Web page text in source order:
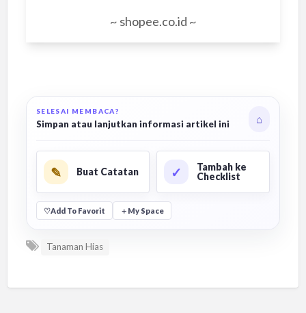
~ shopee.co.id ~
SELESAI MEMBACA?
Simpan atau lanjutkan informasi artikel ini ⌂
✎ Buat Catatan ✓
Tambah ke
Checklist
♡Add To Favorit ＋ My Space
Tanaman Hias